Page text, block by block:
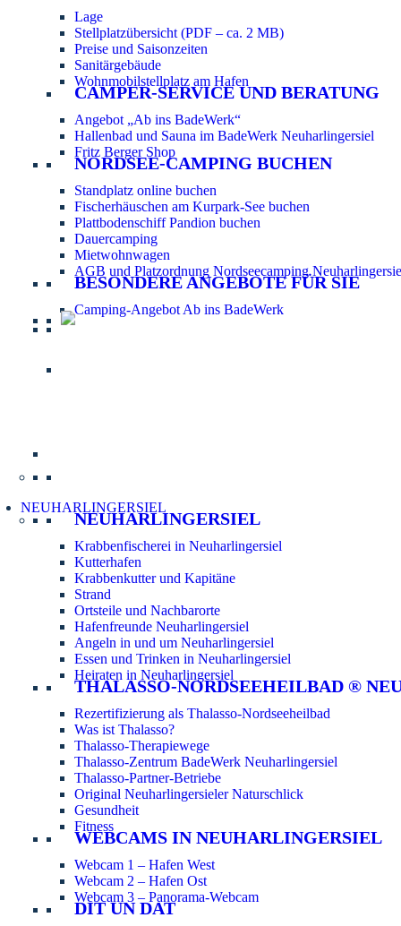
Lage
Stellplatzübersicht (PDF – ca. 2 MB)
Preise und Saisonzeiten
Sanitärgebäude
Wohnmobilstellplatz am Hafen
CAMPER-SERVICE UND BERATUNG
Angebot „Ab ins BadeWerk“
Hallenbad und Sauna im BadeWerk Neuharlingersiel
Fritz Berger Shop
NORDSEE-CAMPING BUCHEN
Standplatz online buchen
Fischerhäuschen am Kurpark-See buchen
Plattbodenschiff Pandion buchen
Dauercamping
Mietwohnwagen
AGB und Platzordnung Nordseecamping
BESONDERE ANGEBOTE FÜR SIE
Camping-Angebot Ab ins BadeWerk
NEUHARLINGERSIEL
NEUHARLINGERSIEL
Krabbenfischerei in Neuharlingersiel
Kutterhafen
Krabbenkutter und Kapitäne
Strand
Ortsteile und Nachbarorte
Hafenfreunde Neuharlingersiel
Angeln in und um Neuharlingersiel
Essen und Trinken in Neuharlingersiel
Heiraten in Neuharlingersiel
THALASSO-NORDSEEHEILBAD ®
Rezertifizierung als Thalasso-Nordseeheilbad
Was ist Thalasso?
Thalasso-Therapiewege
Thalasso-Zentrum BadeWerk Neuharlingersiel
Thalasso-Partner-Betriebe
Original Neuharlingersieler Naturschlick
Gesundheit
Fitness
WEBCAMS IN NEUHARLINGERSIEL
Webcam 1 – Hafen West
Webcam 2 – Hafen Ost
Webcam 3 – Panorama-Webcam
DIT UN DAT